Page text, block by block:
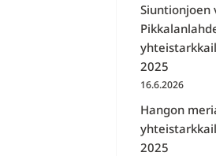
Siuntionjoen
2025
16.6.2026
Hangon
2025